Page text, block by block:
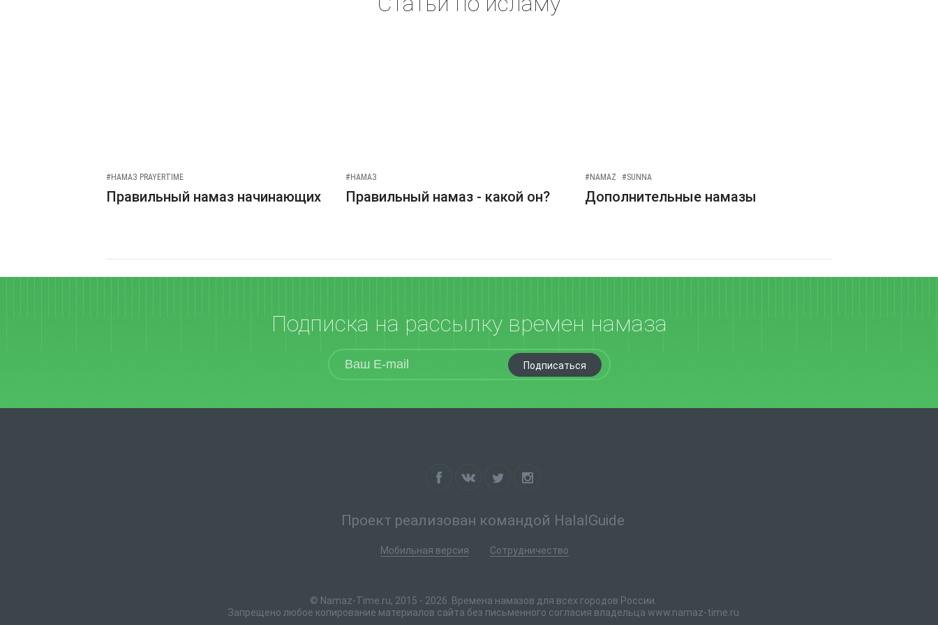
#НАМАЗ PRAYERTIME
Правильный намаз начинающих
#НАМАЗ
Правильный намаз - какой он?
#NAMAZ #SUNNA
Дополнительные намазы
Подписка на рассылку времен намаза
Подписаться
Проект реализован командой HalalGuide
Мобильная версия Сотрудничество
© Namaz-Time.ru, 2015 - 2026. Времена намазов для всех городов России.
Запрещено любое копирование материалов сайта без письменного согласия владельца www.namaz-time.ru